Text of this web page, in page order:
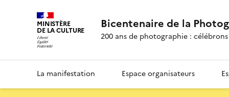
MINISTÈRE
DE LA CULTURE Bicentenaire de la
200 ans de photographie :
La manifestation Espace organisateurs